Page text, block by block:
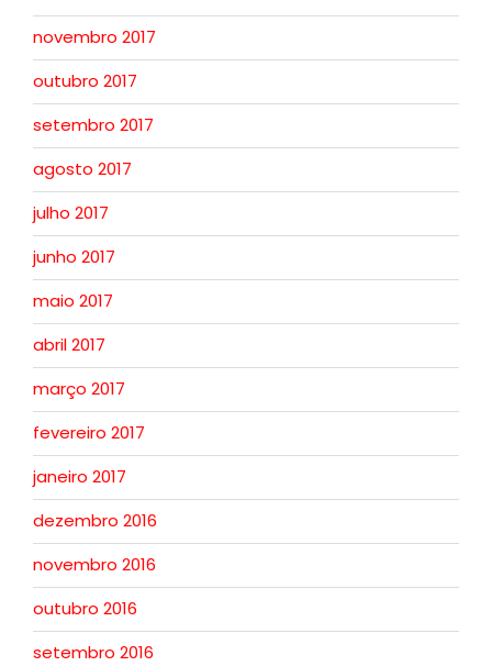
novembro 2017
outubro 2017
setembro 2017
agosto 2017
julho 2017
junho 2017
maio 2017
abril 2017
março 2017
fevereiro 2017
janeiro 2017
dezembro 2016
novembro 2016
outubro 2016
setembro 2016